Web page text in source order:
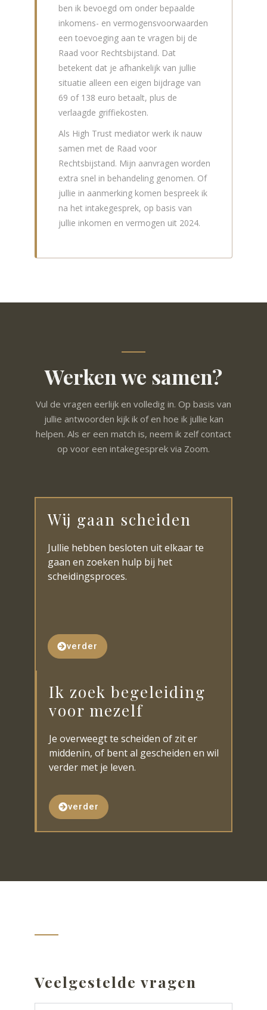
ben ik bevoegd om onder bepaalde
inkomens- en vermogensvoorwaarden
een toevoeging aan te vragen bij de
Raad voor Rechtsbijstand. Dat
betekent dat je afhankelijk van jullie
situatie alleen een eigen bijdrage van
69 of 138 euro betaalt, plus de
verlaagde griffiekosten.
Als High Trust mediator werk ik nauw
samen met de Raad voor
Rechtsbijstand. Mijn aanvragen worden
extra snel in behandeling genomen. Of
jullie in aanmerking komen bespreek ik
na het intakegesprek, op basis van
jullie inkomen en vermogen uit 2024.
Werken we samen?
Vul de vragen eerlijk en volledig in. Op basis van
jullie antwoorden kijk ik of en hoe ik jullie kan
helpen. Als er een match is, neem ik zelf contact
op voor een intakegesprek via Zoom.
Wij gaan scheiden
Jullie hebben besloten uit elkaar te
gaan en zoeken hulp bij het
scheidingsproces.
verder
Ik zoek begeleiding
voor mezelf
Je overweegt te scheiden of zit er
middenin, of bent al gescheiden en wil
verder met je leven.
verder
Veelgestelde vragen